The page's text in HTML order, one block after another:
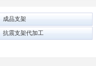
成品支架
抗震支架代加工